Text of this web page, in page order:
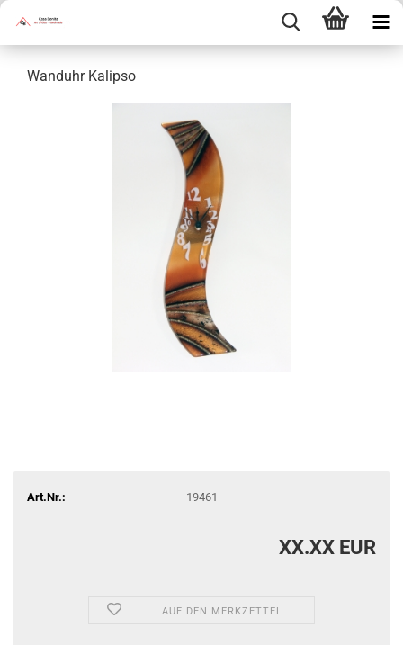
Wanduhr Kalipso
Art.Nr.: 19461
XX.XX EUR
AUF DEN MERKZETTEL